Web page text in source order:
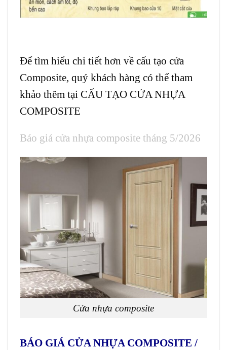
Để tìm hiểu chi tiết hơn về cấu tạo cửa
Composite, quý khách hàng có thể tham
khảo thêm tại CẤU TẠO CỬA NHỰA
COMPOSITE
Báo giá cửa nhựa composite tháng 5/2026
Cửa nhựa composite
BÁO GIÁ CỬA NHỰA COMPOSITE /